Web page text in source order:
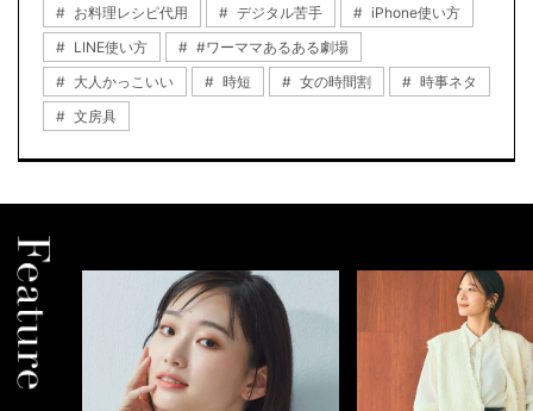
お料理レシピ代用
デジタル苦手
iPhone使い方
LINE使い方
#ワーママあるある劇場
大人かっこいい
時短 女の時間割
時事ネタ
文房具